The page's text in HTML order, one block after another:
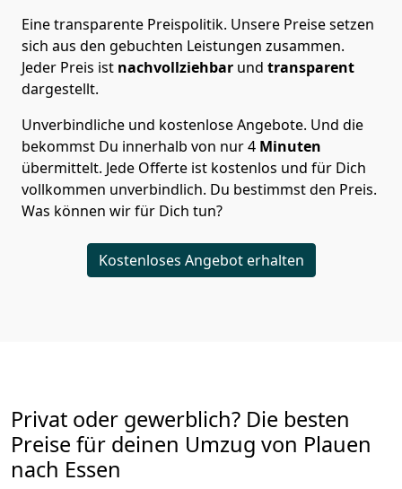
Eine transparente Preispolitik. Unsere Preise setzen
sich aus den gebuchten Leistungen zusammen.
Jeder Preis ist nachvollziehbar und transparent
dargestellt.
Unverbindliche und kostenlose Angebote. Und die
bekommst Du innerhalb von nur4 Minuten
übermittelt. Jede Offerte ist kostenlos und für Dich
vollkommen unverbindlich. Du bestimmst den Preis.
Was können wir für Dich tun?
Kostenloses Angebot erhalten
Privat oder gewerblich? Die besten
Preise für deinen Umzug von Plauen
nach Essen